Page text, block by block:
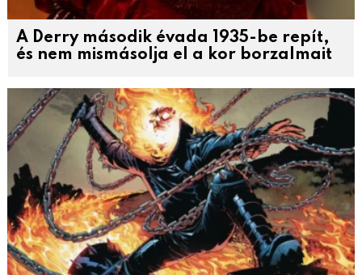
A Derry második évada 1935-be repít,
és nem mismásolja el a kor borzalmait